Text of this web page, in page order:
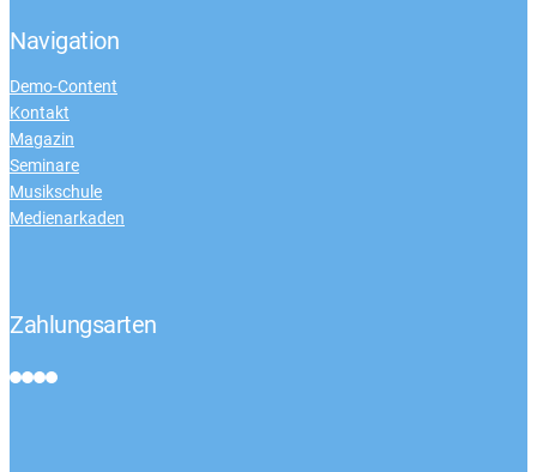
Navigation
Demo-Content
Kontakt
Magazin
Seminare
Musikschule
Medienarkaden
Zahlungsarten